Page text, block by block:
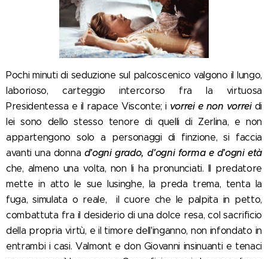
Pochi minuti di seduzione sul palcoscenico valgono il lungo,
laborioso, carteggio intercorso fra la virtuosa
Presidentessa e il rapace Visconte; i vorrei e non vorrei di
lei sono dello stesso tenore di quelli di Zerlina, e non
appartengono solo a personaggi di finzione, si faccia
avanti una donna d'ogni grado, d'ogni forma e d'ogni età
che, almeno una volta, non li ha pronunciati.
Il predatore
mette in atto le sue lusinghe, la preda trema, tenta la
fuga, simulata o reale, il cuore che le palpita in petto,
combattuta fra il desiderio di una dolce resa, col sacrificio
della propria virtù, e il timore dell'inganno, non infondato in
entrambi i casi. Valmont e don Giovanni insinuanti e tenaci